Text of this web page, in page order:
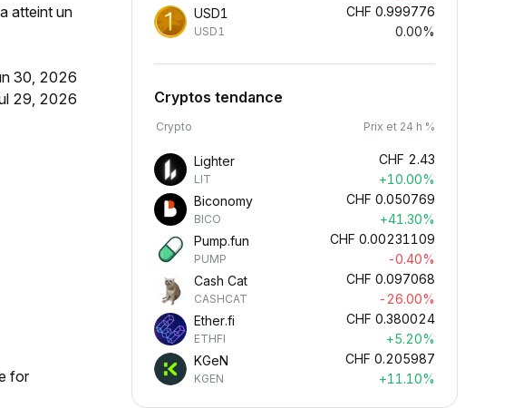
atteint un
30, 2026
29, 2026
for
USD1
USD1
CHF 0.999776
0.00%
Cryptos tendance
Crypto Prix et 24 h %
Lighter
LIT
CHF 2.43
+10.00%
Biconomy
BICO
CHF 0.050769
+41.30%
Pump.fun
PUMP
CHF 0.00231109
-0.40%
Cash Cat
CASHCAT
CHF 0.097068
-26.00%
Ether.fi
ETHFI
CHF 0.380024
+5.20%
KGeN
KGEN
CHF 0.205987
+11.10%